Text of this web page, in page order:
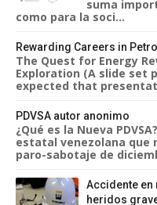
suma
como para la soci...
Rewarding Careers in
The Quest for Energy
Exploration (A slide set
expected that
PDVSA autor anonimo
¿Qué es la Nueva
estatal venezolana que
paro-sabotaje de
Accidente en
heridos